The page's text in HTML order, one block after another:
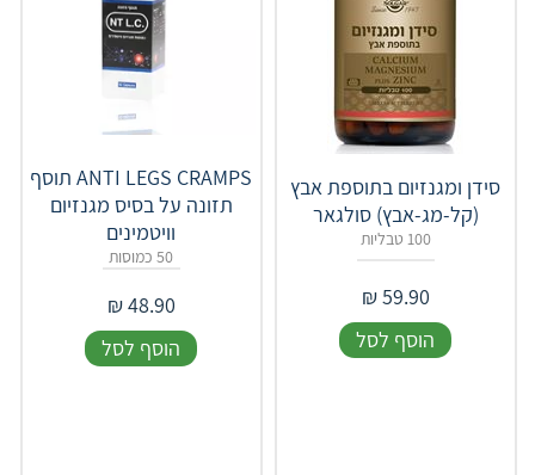
סידן ומגנזיום בתוספת אבץ
(קל-מג-אבץ) סולגאר
100 טבליות
59.90
₪
הוסף לסל
ANTI LEGS CRAMPS תוסף
תזונה על בסיס מגנזיום
וויטמינים
50 כמוסות
48.90
₪
הוסף לסל